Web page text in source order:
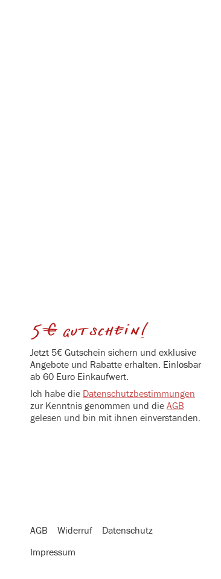
5€ gutschein!
Jetzt 5€ Gutschein sichern und exklusive
Angebote und Rabatte erhalten. Einlösbar
ab 60 Euro Einkaufwert.
Ich habe die Datenschutzbestimmungen
zur Kenntnis genommen und die AGB
gelesen und bin mit ihnen einverstanden.
AGB Widerruf
Datenschutz
Impressum